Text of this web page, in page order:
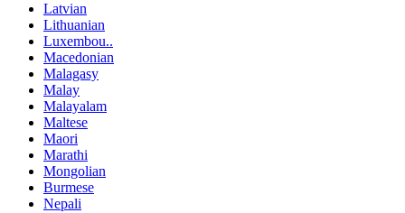
Latvian
Lithuanian
Luxembou..
Macedonian
Malagasy
Malay
Malayalam
Maltese
Maori
Marathi
Mongolian
Burmese
Nepali